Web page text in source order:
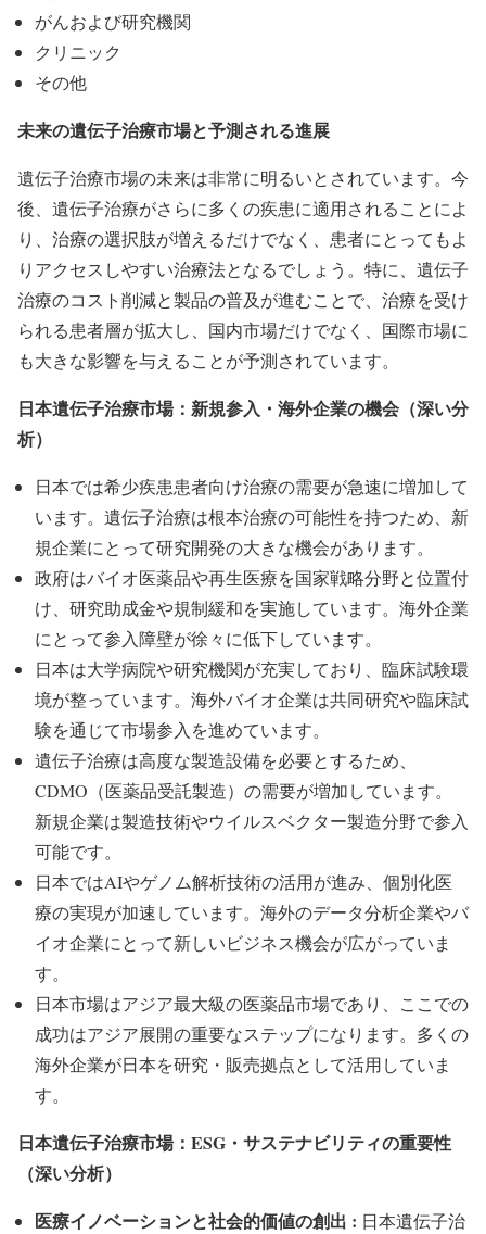
がんおよび研究機関
クリニック
その他
未来の遺伝子治療市場と予測される進展
遺伝子治療市場の未来は非常に明るいとされています。今
後、遺伝子治療がさらに多くの疾患に適用されることによ
り、治療の選択肢が増えるだけでなく、患者にとってもよ
りアクセスしやすい治療法となるでしょう。特に、遺伝子
治療のコスト削減と製品の普及が進むことで、治療を受け
られる患者層が拡大し、国内市場だけでなく、国際市場に
も大きな影響を与えることが予測されています。
日本遺伝子治療市場：新規参入・海外企業の機会（深い分
析）
日本では希少疾患患者向け治療の需要が急速に増加して
います。遺伝子治療は根本治療の可能性を持つため、新
規企業にとって研究開発の大きな機会があります。
政府はバイオ医薬品や再生医療を国家戦略分野と位置付
け、研究助成金や規制緩和を実施しています。海外企業
にとって参入障壁が徐々に低下しています。
日本は大学病院や研究機関が充実しており、臨床試験環
境が整っています。海外バイオ企業は共同研究や臨床試
験を通じて市場参入を進めています。
遺伝子治療は高度な製造設備を必要とするため、
CDMO（医薬品受託製造）の需要が増加しています。
新規企業は製造技術やウイルスベクター製造分野で参入
可能です。
日本ではAIやゲノム解析技術の活用が進み、個別化医
療の実現が加速しています。海外のデータ分析企業やバ
イオ企業にとって新しいビジネス機会が広がっていま
す。
日本市場はアジア最大級の医薬品市場であり、ここでの
成功はアジア展開の重要なステップになります。多くの
海外企業が日本を研究・販売拠点として活用していま
す。
日本遺伝子治療市場：ESG・サステナビリティの重要性
（深い分析）
医療イノベーションと社会的価値の創出 : 日本遺伝子治